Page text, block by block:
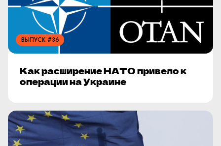
ВЫПУСК #36
Как расширение НАТО привело к
операции на Украине